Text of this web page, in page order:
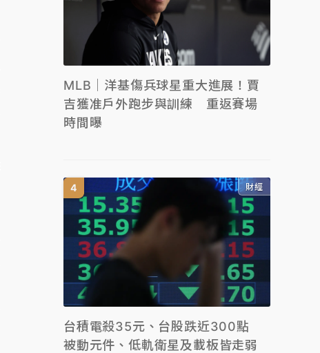
MLB｜洋基傷兵球星重大進展！賈
吉獲准戶外跑步與訓練 重返賽場
時間曝
財經
台積電殺35元、台股跌近300點
被動元件、低軌衛星及載板皆走弱